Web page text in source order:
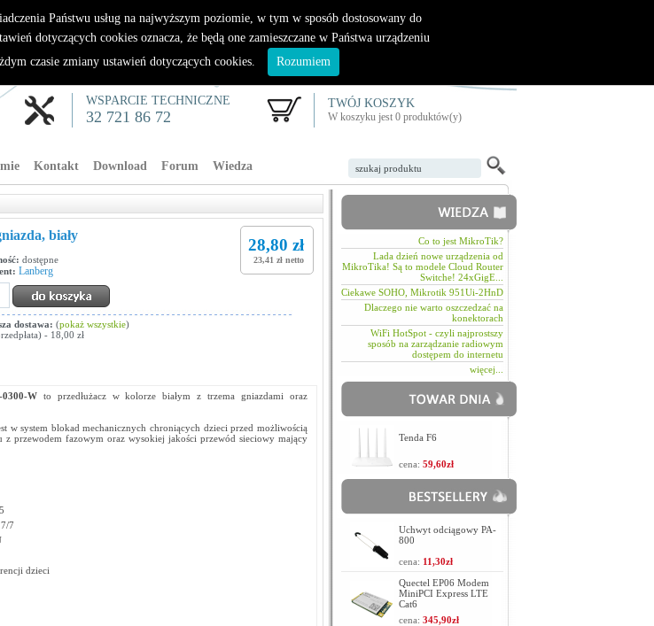
WSPARCIE TECHNICZNE
32 721 86 72
TWÓJ KOSZYK
W koszyku jest 0 produktów(y)
Kontakt Download Forum Wiedza
biały
28,80 zł
23,41 zł netto
dostępne
Lanberg
dostawa: (pokaż wszystkie)
- 18,00 zł
Wto przedłużacz w kolorze białym z trzema gniazdami oraz
w system blokad mechanicznych chroniących dzieci przed możliwością
z przewodem fazowym oraz wysokiej jakości przewód sieciowy mający
7
dzieci
Co to jest MikroTik?
Lada dzień nowe urządzenia od
MikroTika! Są to modele Cloud Router
Switche! 24xGigE...
Ciekawe SOHO, Mikrotik 951Ui-2HnD
Dlaczego nie warto oszczedzać na
konektorach
WiFi HotSpot - czyli najprostszy
sposób na zarządzanie radiowym
dostępem do internetu
więcej...
Tenda F6
cena: 59,60zł
Uchwyt odciągowy PA-
800
cena: 11,30zł
Quectel EP06 Modem
MiniPCI Express LTE
Cat6
cena: 345,90zł
Państwu usług na najwyższym poziomie, w tym w sposób dostosowany do
dotyczących cookies oznacza, że będą one zamieszczane w Państwa urządzeniu
czasie zmiany ustawień dotyczących cookies.
Rozumiem